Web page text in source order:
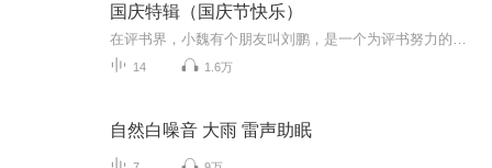
国庆特辑（国庆节快乐）
14 1.6万
自然白噪音 大雨 雷声助眠